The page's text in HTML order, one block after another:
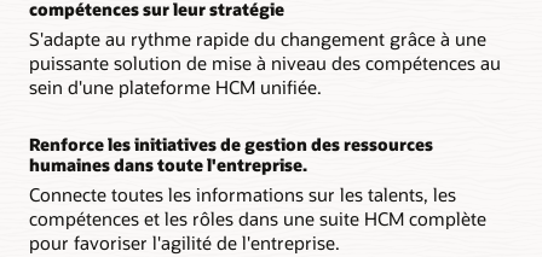
compétences sur leur stratégie
S'adapte au rythme rapide du changement grâce à une
puissante solution de mise à niveau des compétences au
sein d'une plateforme HCM unifiée.
Renforce les initiatives de gestion des ressources
humaines dans toute l'entreprise.
Connecte toutes les informations sur les talents, les
compétences et les rôles dans une suite HCM complète
pour favoriser l'agilité de l'entreprise.